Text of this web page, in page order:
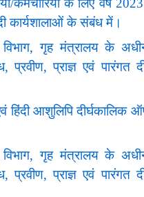
कर्मचारियों के लिए वर्ष
कार्यशालाओं के संबंध में।
विभाग, गृह मंत्रालय के
प्रवीण, प्राज्ञ एवं पारंगत
हिंदी आशुलिपि दीर्घकालिक
विभाग, गृह मंत्रालय के
प्रवीण, प्राज्ञ एवं पारंगत